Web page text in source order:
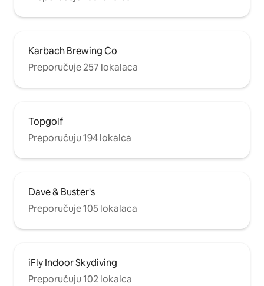
Karbach Brewing Co
Preporučuje 257 lokalaca
Topgolf
Preporučuju 194 lokalca
Dave & Buster's
Preporučuje 105 lokalaca
iFly Indoor Skydiving
Preporučuju 102 lokalca